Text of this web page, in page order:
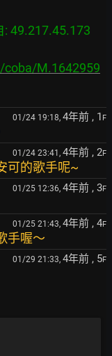
49.217.45.173
M.1642959
01/24 19:18, 4年前 , 1 F
01/24 23:41, 4年前 , 2F
可的歌手呢~
01/25 12:36, 4年前 , 3F
01/25 21:43, 4年前 , 4F
手喔～
01/29 21:33, 4年前 , 5F